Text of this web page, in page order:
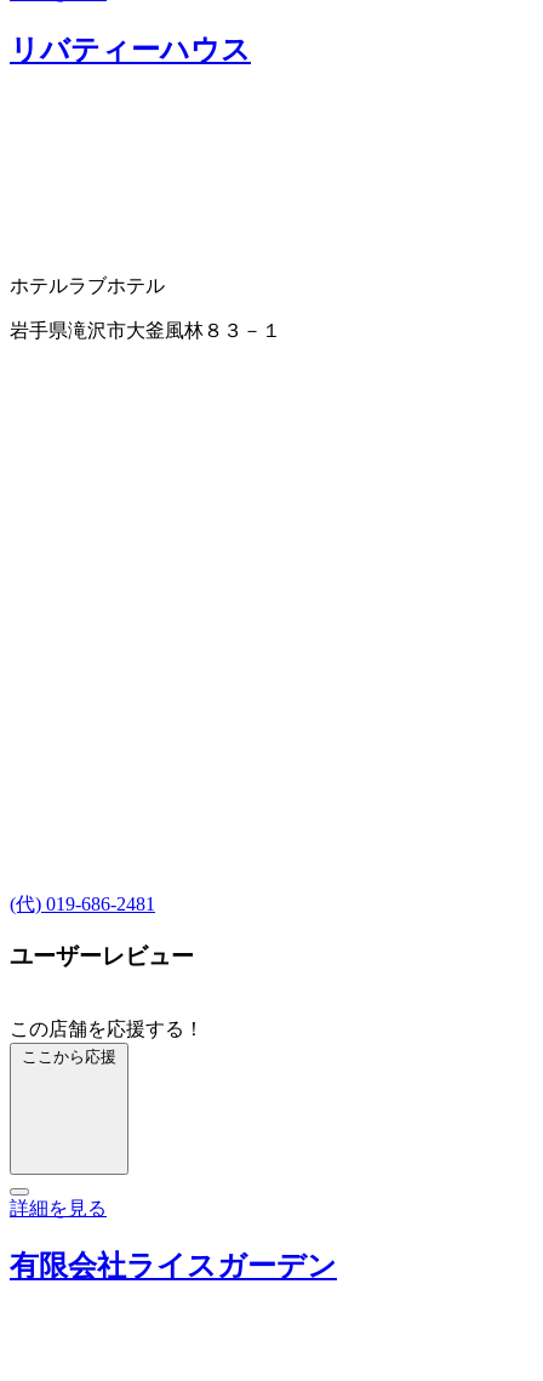
リバティーハウス
ホテルラブホテル
岩手県滝沢市大釜風林８３－１
(代) 019-686-2481
ユーザーレビュー
この店舗を応援する！
ここから応援
詳細を見る
有限会社ライスガーデン